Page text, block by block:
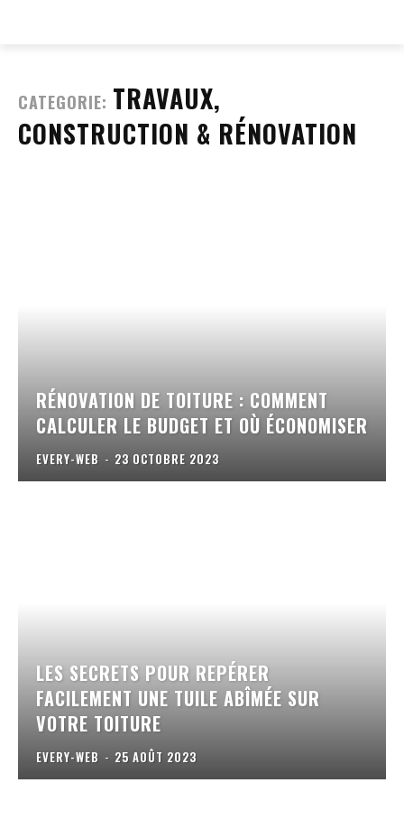
CATEGORIE: TRAVAUX,
CONSTRUCTION & RÉNOVATION
RÉNOVATION DE TOITURE : COMMENT
CALCULER LE BUDGET ET OÙ ÉCONOMISER
EVERY-WEB - 23 OCTOBRE 2023
LES SECRETS POUR REPÉRER
FACILEMENT UNE TUILE ABÎMÉE SUR
VOTRE TOITURE
EVERY-WEB - 25 AOÛT 2023